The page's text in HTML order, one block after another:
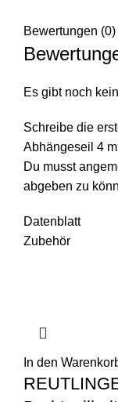
Bewertungen (0)
Es gibt noch
Schreibe die
Abhängeseil 4
Du musst
abgeben zu
Datenblatt
Zubehör
In den